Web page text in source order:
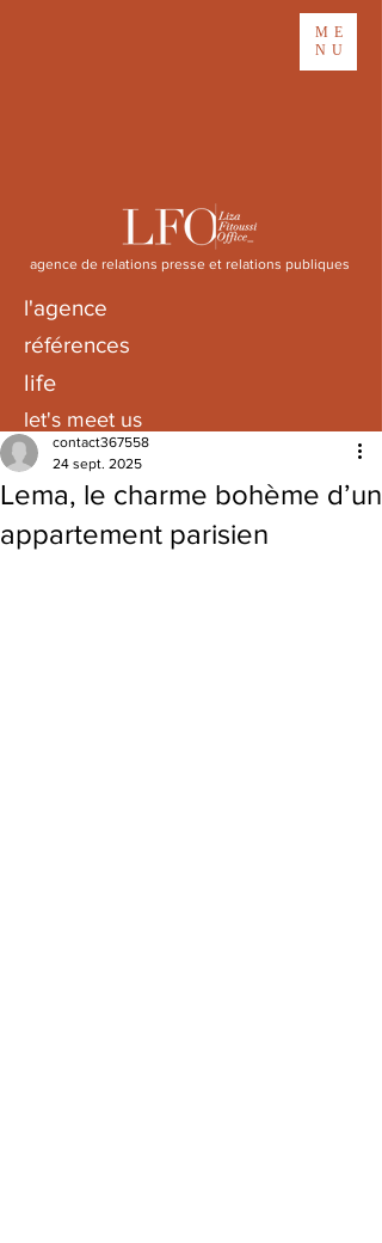
ME
NU
l'agence
références
life
let's meet us
agence de relations presse et relations publiques
Lema, le charme bohème d’un
appartement parisien
contact367558
24 sept. 2025